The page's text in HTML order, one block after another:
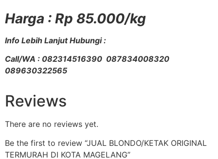
Harga : Rp 85.000/kg
Info Lebih Lanjut Hubungi :
Call/WA : 082314516390 087834008320
089630322565
Reviews
There are no reviews yet.
Be the first to review “JUAL BLONDO/KETAK ORIGINAL
TERMURAH DI KOTA MAGELANG”